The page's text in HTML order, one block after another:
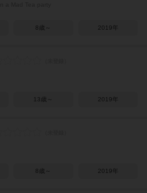
8歳～ 2019年
13歳～ 2019年
8歳～ 2019年